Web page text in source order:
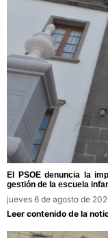
El PSOE denuncia la
gestión de la escuela
jueves 6 de agosto de
Leer contenido de la